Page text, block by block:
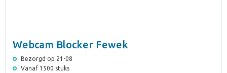
Webcam Blocker Fewek
Bezorgd op 21-08
Vanaf 1500 stuks